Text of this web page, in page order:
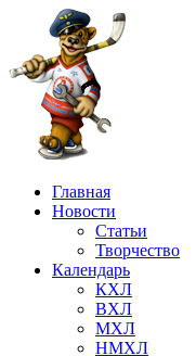
Главная
Новости
Статьи
Творчество
Календарь
КХЛ
ВХЛ
МХЛ
НМХЛ